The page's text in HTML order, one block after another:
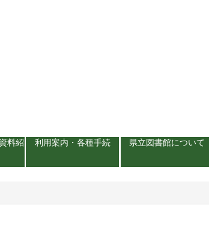
料紹
利用案内・各種手続 県立図書館について